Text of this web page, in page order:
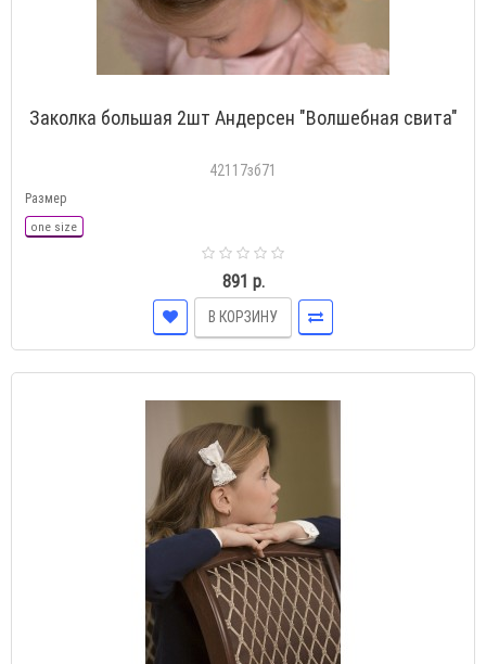
Заколка большая 2шт Андерсен "Волшебная свита"
42117зб71
Размер
one size
891 р.
В КОРЗИНУ